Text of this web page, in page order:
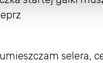
selera,